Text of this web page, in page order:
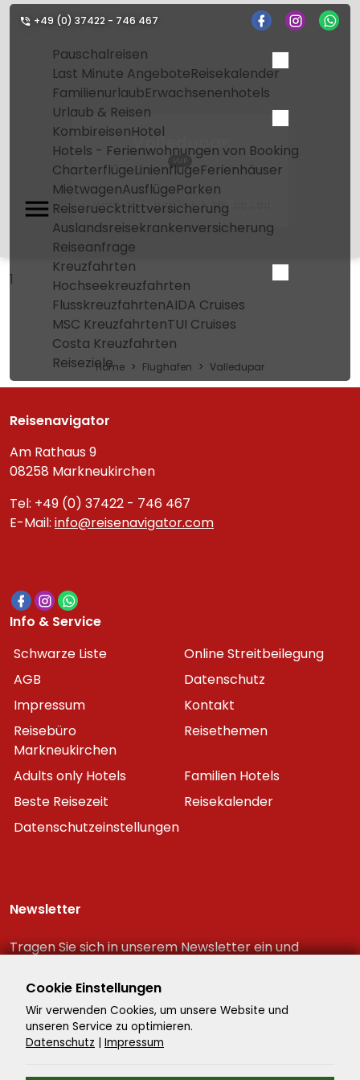
+49 (0) 37422 - 746 467
Pauschalreisen
Last Minute AngeboteReisekalender
FamilienurlaubErwachsenenhotels
Urlaub & Reisen
KombireisenHotel
Hotels - Ferienwohnungen von Booking
CharterflügeLinienflügeFerienhäuser
MietwagenAusflügeParken
Reiseruecktrittversicherung
Auslandsreisekrankenversicherung
Reiseanfrage
Kreuzfahrten
Hochseekreuzfahrten
FlusskreuzfahrtenAIDA Cruises
MSC KreuzfahrtenTUI Cruises
Costa Kreuzfahrten
Reiseziele
Valledupar
VUP
Home Flughafen Valledupar
1
Home Flughafen Valledupar
Reisenavigator
Am Rathaus 9
08258 Markneukirchen
Tel: +49 (0) 37422 - 746 467
E-Mail: info@reisenavigator.com
Info & Service
Schwarze Liste
Online Streitbeilegung
AGB
Datenschutz
Impressum
Kontakt
Reisebüro
Markneukirchen
Reisethemen
Adults only Hotels
Familien Hotels
Beste Reisezeit
Reisekalender
Datenschutzeinstellungen
Newsletter
Tragen Sie sich in unserem Newsletter ein und
Reiseschnäppchen!
Cookie Einstellungen
Wir verwenden Cookies, um unsere Website und
unseren Service zu optimieren.
Datenschutz | Impressum